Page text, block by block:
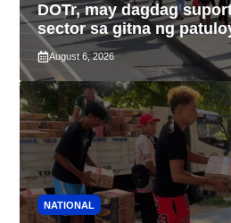
DOTr, may dagdag
sector sa gitna ng
ng taas-pasahe
August 6, 2026
NATIONAL